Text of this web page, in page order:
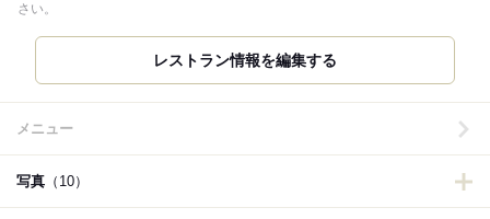
さい。
メニュー
写真 （10）